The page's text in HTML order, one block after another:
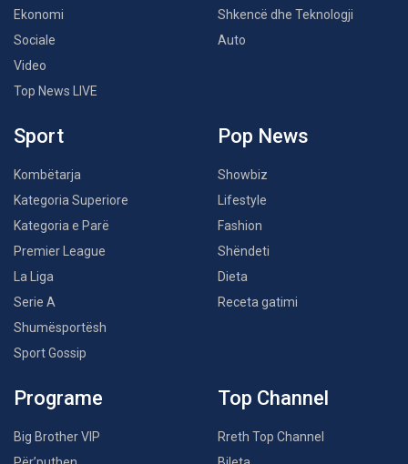
Ekonomi
Sociale
Video
Top News LIVE
Shkencë dhe Teknologji
Auto
Sport
Kombëtarja
Kategoria Superiore
Kategoria e Parë
Premier League
La Liga
Serie A
Shumësportësh
Sport Gossip
Pop News
Showbiz
Lifestyle
Fashion
Shëndeti
Dieta
Receta gatimi
Programe
Big Brother VIP
Top Channel
Rreth Top Channel